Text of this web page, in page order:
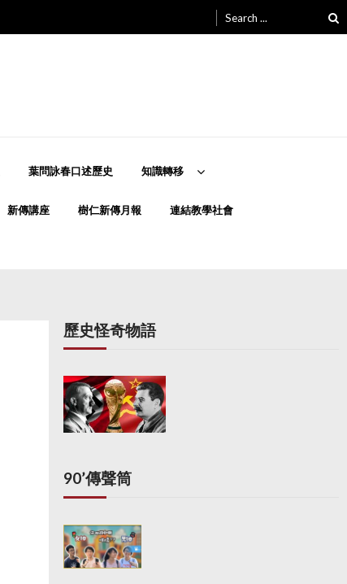
for:
葉問詠春口述歷史 知識轉移
新傳講座 樹仁新傳月報 連結教學社會
歷史怪奇物語
90’傳聲筒